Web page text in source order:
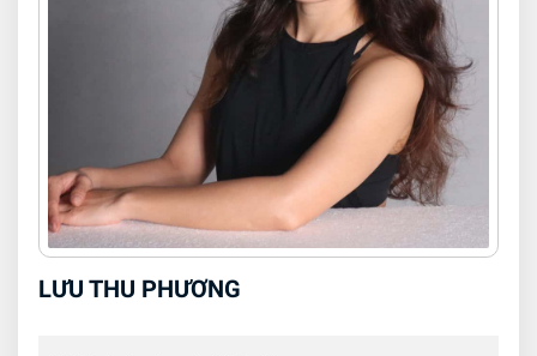
LƯU THU PHƯƠNG